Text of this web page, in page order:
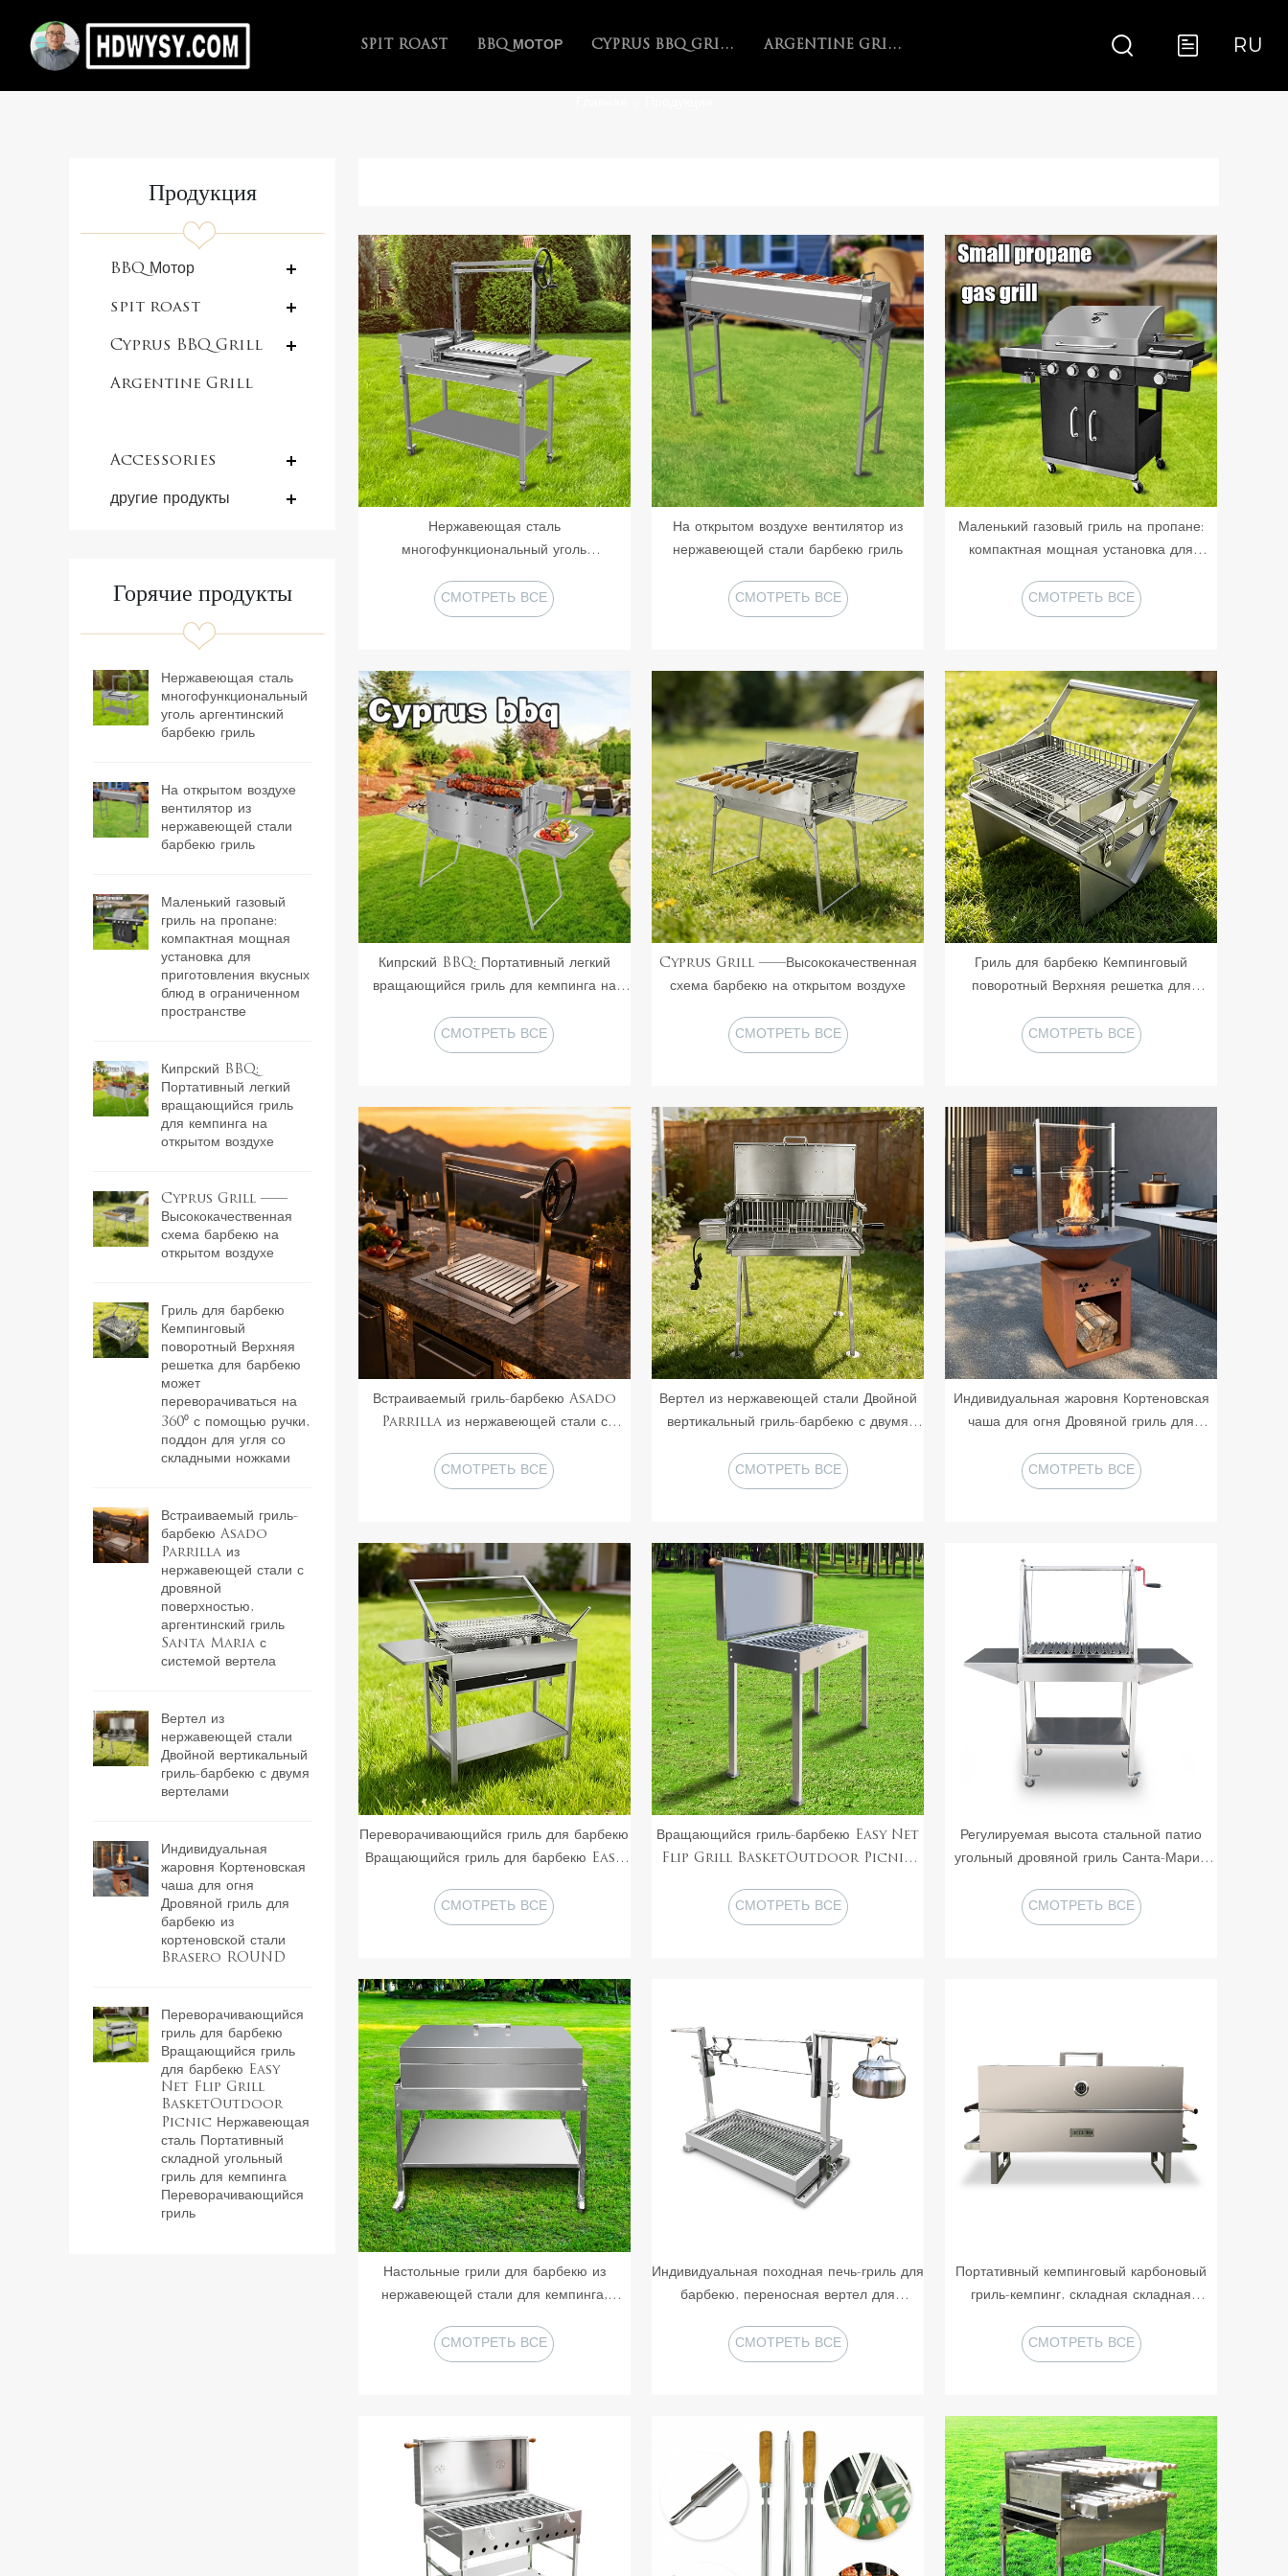
SPIT ROAST BBQ МОТОР CYPRUS BBQ GRILL ARGENTINE GRILL WITH V-GRATE ROTISSERIE RU
Продукция
BBQ Мотор
spit roast
Cyprus BBQ Grill
Argentine Grill
rotisserie
Accessories
другие продукты
Горячие продукты
Нержавеющая сталь
многофункциональный
уголь аргентинский
барбекю гриль
На открытом воздухе
вентилятор из
нержавеющей стали
барбекю гриль
Маленький газовый
гриль на пропане:
компактная мощная
установка для
приготовления вкусных
блюд в ограниченном
пространстве
Кипрский BBQ:
Портативный легкий
вращающийся гриль
для кемпинга на
открытом воздухе
Cyprus Grill ——
Высококачественная
схема барбекю на
открытом воздухе
Гриль для барбекю
Кемпинговый
поворотный Верхняя
решетка для барбекю
может
переворачиваться на
360⁰ с помощью ручки,
поддон для угля со
складными ножками
Встраиваемый гриль-
барбекю Asado
Parrilla из
нержавеющей стали с
дровяной
поверхностью,
аргентинский гриль
Santa Maria с
системой вертела
Вертел из
нержавеющей стали
Двойной вертикальный
гриль-барбекю с двумя
вертелами
Индивидуальная
жаровня Кортеновская
чаша для огня
Дровяной гриль для
барбекю из
кортеновской стали
Brasero ROUND
Переворачивающийся
гриль для барбекю
Вращающийся гриль
для барбекю Easy
Net Flip Grill
BasketOutdoor
Picnic Нержавеющая
сталь Портативный
складной угольный
гриль для кемпинга
Переворачивающийся
гриль
Нержавеющая сталь
многофункциональный уголь
СМОТРЕТЬ ВСЕ
На открытом воздухе вентилятор из
нержавеющей стали барбекю гриль
СМОТРЕТЬ ВСЕ
Маленький газовый гриль на пропане:
компактная мощная установка для
ограниченном пространстве
СМОТРЕТЬ ВСЕ
Кипрский BBQ: Портативный легкий
вращающийся гриль для кемпинга на
СМОТРЕТЬ ВСЕ
Cyprus Grill ——Высококачественная
схема барбекю на открытом воздухе
СМОТРЕТЬ ВСЕ
Гриль для барбекю Кемпинговый
поворотный Верхняя решетка для
с помощью ручки, поддон для угля со
складными ножками
СМОТРЕТЬ ВСЕ
Встраиваемый гриль-барбекю Asado
Parrilla из нержавеющей стали с
гриль Santa Maria с системой вертела
СМОТРЕТЬ ВСЕ
Вертел из нержавеющей стали Двойной
вертикальный гриль-барбекю с двумя
СМОТРЕТЬ ВСЕ
Индивидуальная жаровня Кортеновская
чаша для огня Дровяной гриль для
ROUND
СМОТРЕТЬ ВСЕ
Переворачивающийся гриль для барбекю
Вращающийся гриль для барбекю Easy
Picnic Нержавеющая сталь
Портативный складной угольный гриль
СМОТРЕТЬ ВСЕ
Вращающийся гриль-барбекю Easy Net
Flip Grill BasketOutdoor Picnic
складной угольный гриль-барбекю для
кемпинга
СМОТРЕТЬ ВСЕ
Регулируемая высота стальной патио
угольный дровяной гриль Санта-Мария
с тележкой
СМОТРЕТЬ ВСЕ
Настольные грили для барбекю из
нержавеющей стали для кемпинга,
аксессуары для гриля, уголь для гриля
СМОТРЕТЬ ВСЕ
Индивидуальная походная печь-гриль для
барбекю, переносная вертел для
коптильня для кемпинга Санта-Мария,
уличная кухня
СМОТРЕТЬ ВСЕ
Портативный кемпинговый карбоновый
гриль-кемпинг, складная складная
складные газовые электронные грили-
барбекю, кемпинговый уличный гриль-
СМОТРЕТЬ ВСЕ